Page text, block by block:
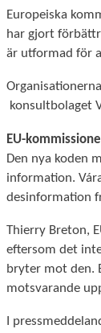
Europeiska
har gjort
är utformad för
konsultbolaget
EU-
Den nya koden
information.
desinformation
Thierry Breton,
eftersom det
bryter mot den.
motsvarande
I
för att
hemsidan
över huvud
fungera.
Statistik
För att vi ska
kunna
förbättra
funktionalitet
baserat på
hur
används.